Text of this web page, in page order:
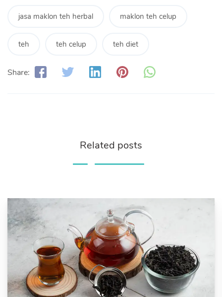
jasa maklon teh herbal maklon teh celup
teh teh celup teh diet
Share:
Related posts